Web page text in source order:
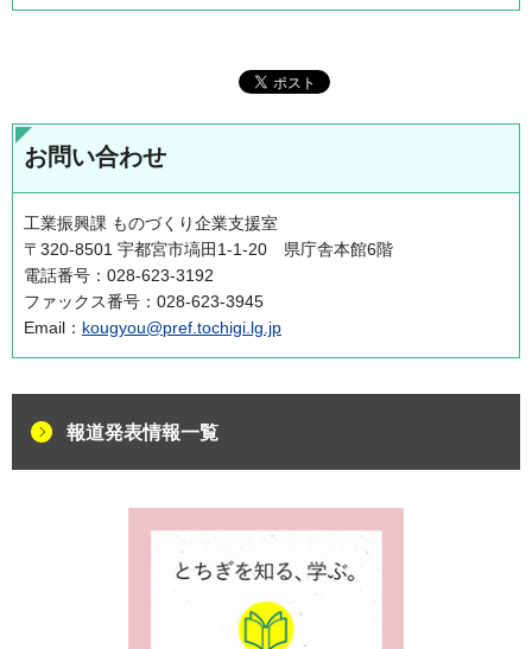
お問い合わせ
工業振興課 ものづくり企業支援室
〒320-8501 宇都宮市塙田1-1-20 県庁舎本館6階
電話番号：028-623-3192
ファックス番号：028-623-3945
Email： kougyou@pref.tochigi.lg.jp
報道発表情報一覧